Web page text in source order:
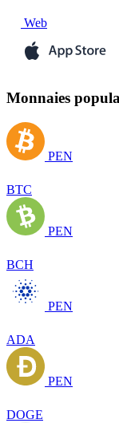
Web
Monnaies
PEN
BTC
PEN
BCH
PEN
ADA
PEN
DOGE